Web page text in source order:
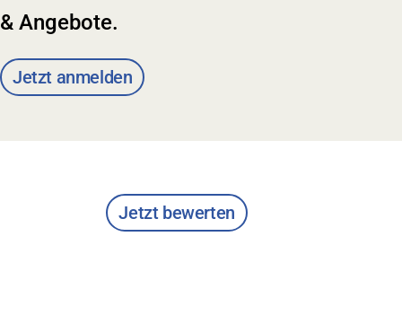
& Angebote.
Jetzt anmelden
Jetzt bewerten